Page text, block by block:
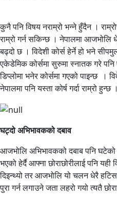
कुनै पनि विषय नराम्रो भन्ने हुँदैन ।
राम्रो गर्न सकिन्छ । नेपालमा आजभोलि
बढ्दो छ । विदेशी कोर्स हेर्ने हो भने
एकेडेमिक कोर्समा सुरुमा स्नातक गरे पनि
डिप्लोमा भनेर कोर्समा गएको पाइन्छ ।
नेपालमा पनि यस्ता कोर्ष गर्दा राम्रो हुन्छ ।
घट्दो अभिभावकको दबाव
आजभोलि अभिभावकको दबाब पनि घटेको
भएको हेर्दै आफ्ना छोराछोरीलाई पनि
दिइन्थ्यो तर आजभोलि यो चलन धेरै
पुरा गर्न लगाउने जता लहरो गयो त्यतै